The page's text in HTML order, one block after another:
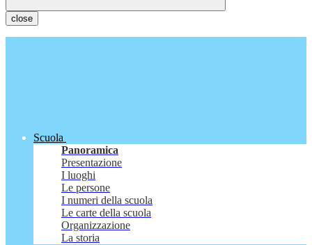
close
Scuola
Panoramica
Presentazione
I luoghi
Le persone
I numeri della scuola
Le carte della scuola
Organizzazione
La storia